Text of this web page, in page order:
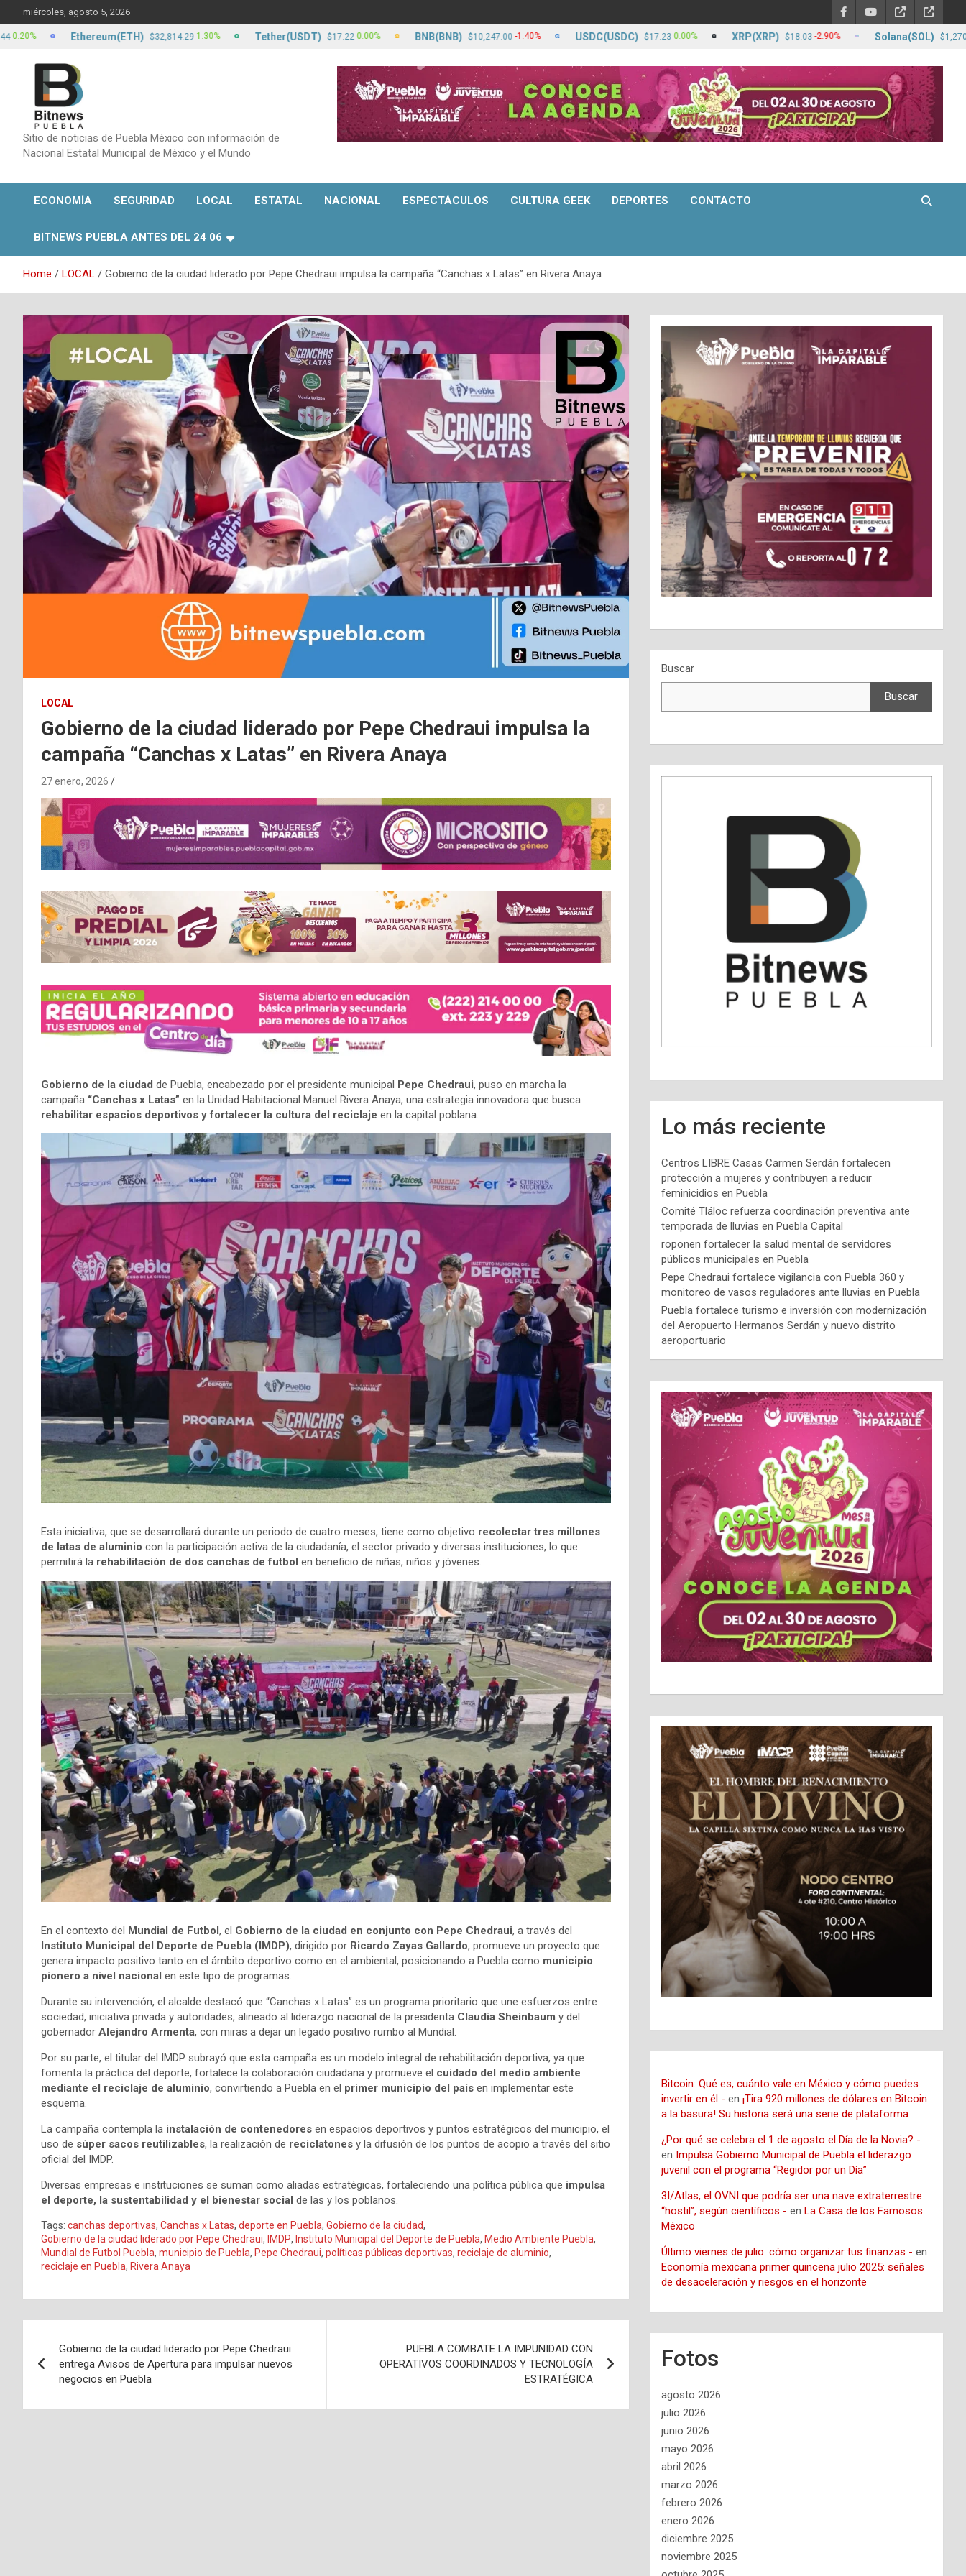
to
content
miércoles, agosto 5, 2026
Sitio de noticias de Puebla México con información de
Nacional Estatal Municipal de México y el Mundo
ECONOMÍA SEGURIDAD LOCAL ESTATAL NACIONAL ESPECTÁCULOS CULTURA GEEK DEPORTES CONTACTO
BITNEWS PUEBLA ANTES DEL 24 06
Home LOCAL Gobierno de la ciudad liderado por Pepe Chedraui impulsa la campaña “Canchas x Latas” en Rivera Anaya
LOCAL
Gobierno de la ciudad liderado por Pepe Chedraui impulsa la
campaña “Canchas x Latas” en Rivera Anaya
27 enero, 2026
Gobierno de la ciudad de Puebla, encabezado por el presidente municipal Pepe Chedraui, puso en marcha la
campaña “Canchas x Latas” en la Unidad Habitacional Manuel Rivera Anaya, una estrategia innovadora que busca
rehabilitar espacios deportivos y fortalecer la cultura del reciclaje en la capital poblana.
Esta iniciativa, que se desarrollará durante un periodo de cuatro meses, tiene como objetivo recolectar tres millones
de latas de aluminio con la participación activa de la ciudadanía, el sector privado y diversas instituciones, lo que
permitirá la rehabilitación de dos canchas de futbol en beneficio de niñas, niños y jóvenes.
En el contexto del Mundial de Futbol, el Gobierno de la ciudad en conjunto con Pepe Chedraui, a través del
Instituto Municipal del Deporte de Puebla (IMDP), dirigido por Ricardo Zayas Gallardo, promueve un proyecto que
genera impacto positivo tanto en el ámbito deportivo como en el ambiental, posicionando a Puebla como municipio
pionero a nivel nacional en este tipo de programas.
Durante su intervención, el alcalde destacó que “Canchas x Latas” es un programa prioritario que une esfuerzos entre
sociedad, iniciativa privada y autoridades, alineado al liderazgo nacional de la presidenta Claudia Sheinbaum y del
gobernador Alejandro Armenta, con miras a dejar un legado positivo rumbo al Mundial.
Por su parte, el titular del IMDP subrayó que esta campaña es un modelo integral de rehabilitación deportiva, ya que
fomenta la práctica del deporte, fortalece la colaboración ciudadana y promueve el cuidado del medio ambiente
mediante el reciclaje de aluminio, convirtiendo a Puebla en el primer municipio del país en implementar este
esquema.
La campaña contempla la instalación de contenedores en espacios deportivos y puntos estratégicos del municipio, el
uso de súper sacos reutilizables, la realización de reciclatones y la difusión de los puntos de acopio a través del sitio
oficial del IMDP.
Diversas empresas e instituciones se suman como aliadas estratégicas, fortaleciendo una política pública que impulsa
el deporte, la sustentabilidad y el bienestar social de las y los poblanos.
Tags: canchas deportivas, Canchas x Latas, deporte en Puebla, Gobierno de la ciudad,
Gobierno de la ciudad liderado por Pepe Chedraui, IMDP, Instituto Municipal del Deporte de Puebla, Medio Ambiente Puebla,
Mundial de Futbol Puebla, municipio de Puebla, Pepe Chedraui, políticas públicas deportivas, reciclaje de aluminio,
reciclaje en Puebla, Rivera Anaya
de
entradas
Gobierno de la ciudad liderado por Pepe Chedraui
entrega Avisos de Apertura para impulsar nuevos
negocios en Puebla
PUEBLA COMBATE LA IMPUNIDAD CON
OPERATIVOS COORDINADOS Y TECNOLOGÍA
ESTRATÉGICA
Buscar
Buscar
Lo más reciente
Centros LIBRE Casas Carmen Serdán fortalecen
protección a mujeres y contribuyen a reducir
feminicidios en Puebla
Comité Tláloc refuerza coordinación preventiva ante
temporada de lluvias en Puebla Capital
roponen fortalecer la salud mental de servidores
públicos municipales en Puebla
Pepe Chedraui fortalece vigilancia con Puebla 360 y
monitoreo de vasos reguladores ante lluvias en Puebla
Puebla fortalece turismo e inversión con modernización
del Aeropuerto Hermanos Serdán y nuevo distrito
aeroportuario
Bitcoin: Qué es, cuánto vale en México y cómo puedes
invertir en él - en¡Tira 920 millones de dólares en Bitcoin
a la basura! Su historia será una serie de plataforma
¿Por qué se celebra el 1 de agosto el Día de la Novia? -
en Impulsa Gobierno Municipal de Puebla el liderazgo
juvenil con el programa “Regidor por un Día”
3I/Atlas, el OVNI que podría ser una nave extraterrestre
“hostil”, según científicos - enLa Casa de los Famosos
México
Último viernes de julio: cómo organizar tus finanzas - en
Economía mexicana primer quincena julio 2025: señales
de desaceleración y riesgos en el horizonte
Fotos
agosto 2026
julio 2026
junio 2026
mayo 2026
abril 2026
marzo 2026
febrero 2026
enero 2026
diciembre 2025
noviembre 2025
Ethereum(ETH) $32,814.29 1.30% Tether(USDT) $17.22 0.00% BNB(BNB) $10,247.00 -1.40% USDC(USDC) $17.23 0.00% XRP(XRP) $18.03 -2.90% Solana(SOL) $1,270.73 -0.90%